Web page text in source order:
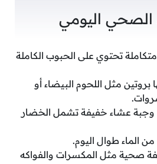
الصحي اليومي
تحتوي على الحبوب الكاملة
بروتين مثل اللحوم البيضاء أو
عشاء خفيفة تشمل الخضار
الماء طوال اليوم.
صحية مثل المكسرات والفواكه